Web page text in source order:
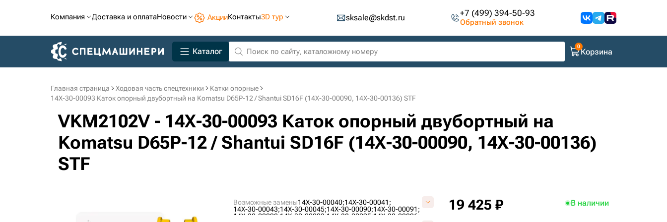
Компания Доставка и оплатаНовости АкцииКонтакты3D тур sksale@skdst.ru +7 (499) 394-50-93
Обратный звонок
Каталог Корзина
Главная страница Ходовая часть спецтехники
Катки опорные
14X-30-00093 Каток опорный двубортный на Komatsu D65P-12 / Shantui SD16F (14X-30-00090, 14X-30-00136) STF
VKM2102V - 14X-30-00093 Каток опорный двубортный на
Komatsu D65P-12 / Shantui SD16F (14X-30-00090, 14X-30-00136)
STF
Возможные замены14X-30-00040;14X-30-00041;
14X-30-00043;14X-30-00045;14X-30-00090;14X-30-00091;
14X-30-00092;14X-30-00093;14X-30-00095;14X-30-00096;
19 425 ₽ В наличии